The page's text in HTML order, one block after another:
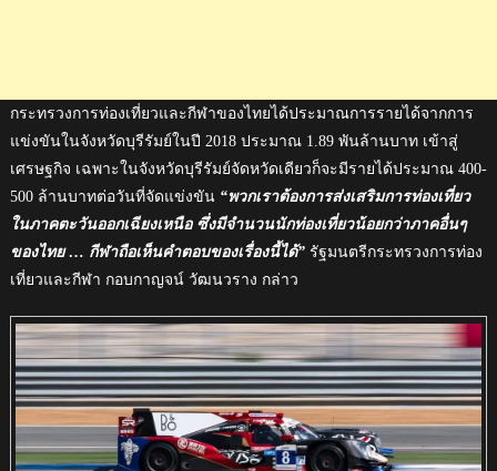
กระทรวงการท่องเที่ยวและกีฬาของไทยได้ประมาณการรายได้จากการ
แข่งขันในจังหวัดบุรีรัมย์ในปี 2018 ประมาณ 1.89 พันล้านบาท เข้าสู่
เศรษฐกิจ เฉพาะในจังหวัดบุรีรัมย์จัดหวัดเดียวก็จะมีรายได้ประมาณ 400-
500 ล้านบาทต่อวันที่จัดแข่งขัน “พวกเราต้องการส่งเสริมการท่องเที่ยว
ในภาคตะวันออกเฉียงเหนือ ซึ่งมีจำนวนนักท่องเที่ยวน้อยกว่าภาคอื่นๆ
ของไทย … กีฬาถือเห็นคำตอบของเรื่องนี้ได้”รัฐมนตรีกระทรวงการท่อง
เที่ยวและกีฬา กอบกาญจน์ วัฒนวราง กล่าว